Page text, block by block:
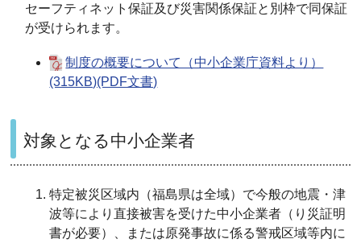
セーフティネット保証及び災害関係保証と別枠で同保証
が受けられます。
制度の概要について（中小企業庁資料より）
(315KB)(PDF文書)
対象となる中小企業者
特定被災区域内（福島県は全域）で今般の地震・津
波等により直接被害を受けた中小企業者（り災証明
書が必要）、または原発事故に係る警戒区域等内に